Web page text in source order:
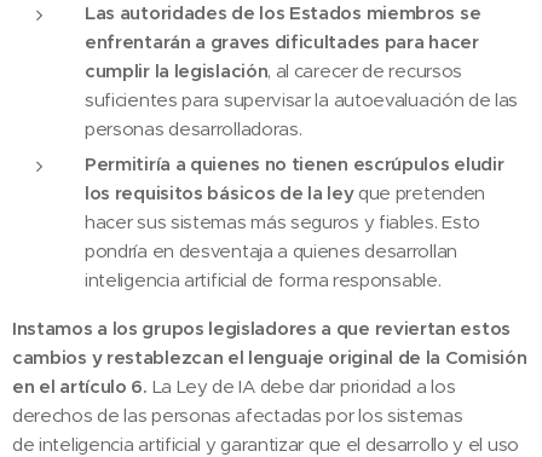
Las autoridades de los Estados miembros se
enfrentarán a graves dificultades para hacer
cumplir la legislación, al carecer de recursos
suficientes para supervisar la autoevaluación de las
personas desarrolladoras.
Permitiría a quienes no tienen escrúpulos eludir
los requisitos básicos de la leyque pretenden
hacer sus sistemas más seguros y fiables. Esto
pondría en desventaja a quienes desarrollan
inteligencia artificial de forma responsable.
Instamos a los grupos legisladores a que reviertan estos
cambios y restablezcan el lenguaje original de la Comisión
en el artículo 6. La Ley de IA debe dar prioridad a los
derechos de las personas afectadas por los sistemas
de inteligencia artificial y garantizar que el desarrollo y el uso